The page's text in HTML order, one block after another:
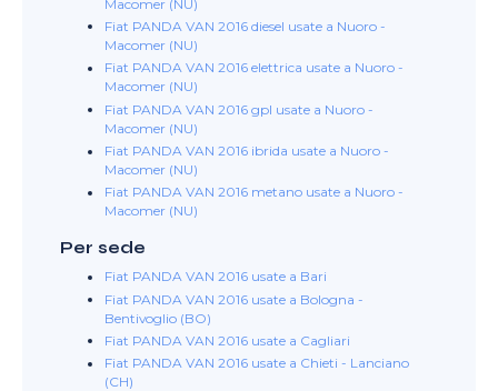
Macomer (NU)
Fiat PANDA VAN 2016 diesel usate a Nuoro -
Macomer (NU)
Fiat PANDA VAN 2016 elettrica usate a Nuoro -
Macomer (NU)
Fiat PANDA VAN 2016 gpl usate a Nuoro -
Macomer (NU)
Fiat PANDA VAN 2016 ibrida usate a Nuoro -
Macomer (NU)
Fiat PANDA VAN 2016 metano usate a Nuoro -
Macomer (NU)
Per sede
Fiat PANDA VAN 2016 usate a Bari
Fiat PANDA VAN 2016 usate a Bologna -
Bentivoglio (BO)
Fiat PANDA VAN 2016 usate a Cagliari
Fiat PANDA VAN 2016 usate a Chieti - Lanciano
(CH)